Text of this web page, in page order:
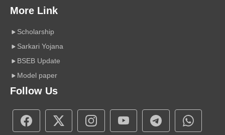
More Link
Scholarship
Sarkari Yojana
BSEB Update
Model paper
Follow Us